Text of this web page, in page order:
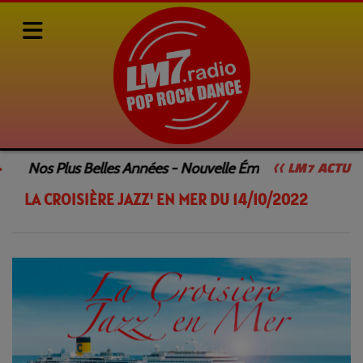
<< LM7 ACTU
Nos Plus Belles Années - Nouvelle Émission Le
Rediffusions de nos émissions LA CROISIÈRE JAZZ' EN MER
LA CROISIÈRE JAZZ' EN MER DU 14/10/2022